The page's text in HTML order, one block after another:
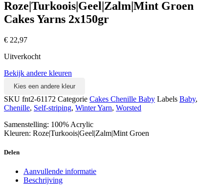
Roze|Turkoois|Geel|Zalm|Mint Groen
Cakes Yarns 2x150gr
€ 22,97
Uitverkocht
Bekijk andere kleuren
Kies een andere kleur
SKU fnt2-61172 Categorie Cakes Chenille Baby Labels Baby,
Chenille, Self-striping, Winter Yarn, Worsted
Samenstelling: 100% Acrylic
Kleuren: Roze|Turkoois|Geel|Zalm|Mint Groen
Delen
Aanvullende informatie
Beschrijving